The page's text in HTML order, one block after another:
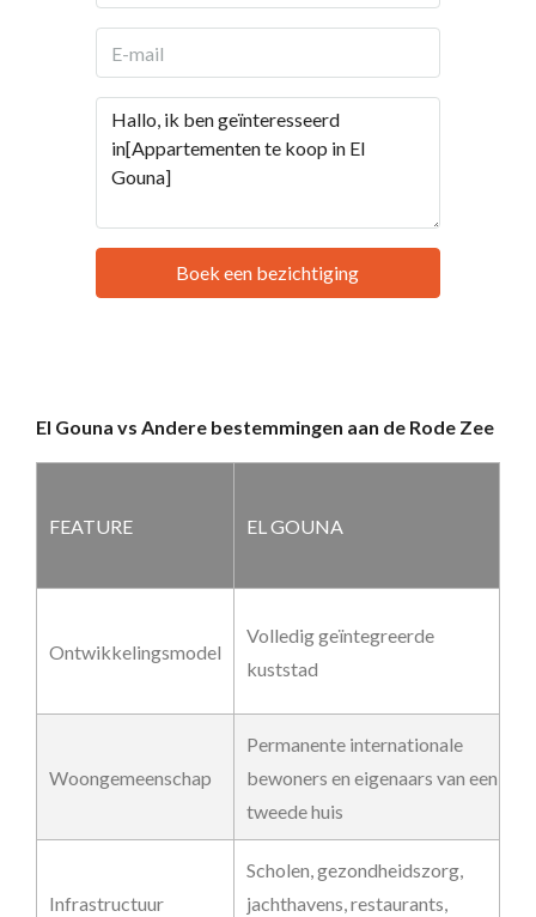
Boek een bezichtiging
El Gouna vs Andere bestemmingen aan de Rode Zee
FEATURE EL GOUNA
Ontwikkelingsmodel
Volledig geïntegreerde
kuststad
Woongemeenschap
Permanente internationale
bewoners en eigenaars van een
tweede huis
Infrastructuur
Scholen, gezondheidszorg,
jachthavens, restaurants,